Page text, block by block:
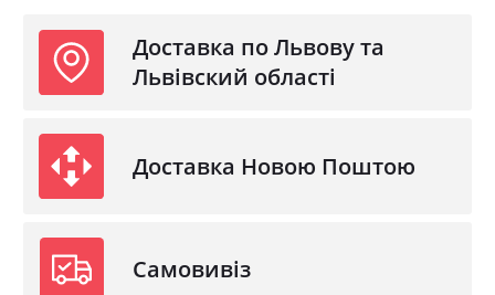
Доставка по Львову та
Львівский області
Доставка Новою Поштою
Самовивіз